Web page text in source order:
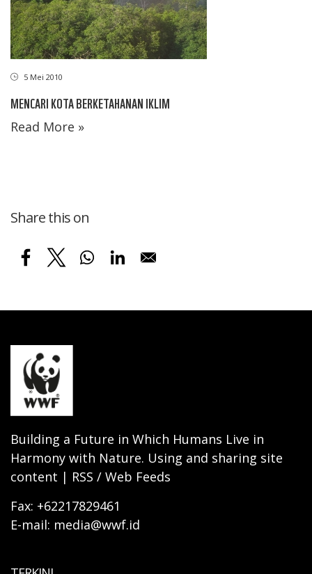
5 Mei 2010
MENCARI KOTA BERKETAHANAN IKLIM
Read More »
Share this on
Building a Future in Which Humans Live in
Harmony with Nature. Using and sharing site
content | RSS / Web Feeds
Fax: +62217829461
E-mail: media@wwf.id